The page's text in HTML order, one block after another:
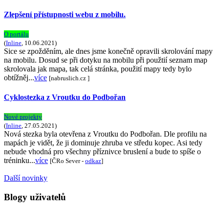
Zlepšení přístupnosti webu z mobilu.
O portálu
(Inline, 10.06.2021)
Sice se zpožděním, ale dnes jsme konečně opravili skrolování mapy
na mobilu. Dosud se při dotyku na mobilu při použtií seznam map
skrolovala jak mapa, tak celá stránka, použití mapy tedy bylo
obtížněj...více [nabruslich.cz ]
Cyklostezka z Vroutku do Podbořan
Nové projekty
(Inline, 27.05.2021)
Nová stezka byla otevřena z Vroutku do Podbořan. Dle profilu na
mapách je vidět, že ji dominuje zhruba ve středu kopec. Asi tedy
nebude vhodná pro všechny příznivce bruslení a bude to spíše o
tréninku...více [ČRo Sever - odkaz]
Další novinky
Blogy uživatelů